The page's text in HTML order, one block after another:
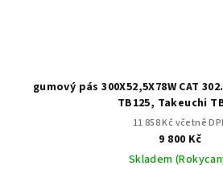
gumový pás 300X52,5X78W CAT
TB125, Takeuchi
11 858 Kč včetně
9 800 Kč
Skladem